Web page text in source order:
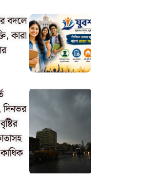
বদলে
কারা
দিনভর